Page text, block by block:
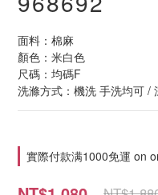
面料：棉麻
顏色：米白色
尺碼：均碼F
洗滌方式：機洗 手洗均可 /
實際付款满1000免運 on